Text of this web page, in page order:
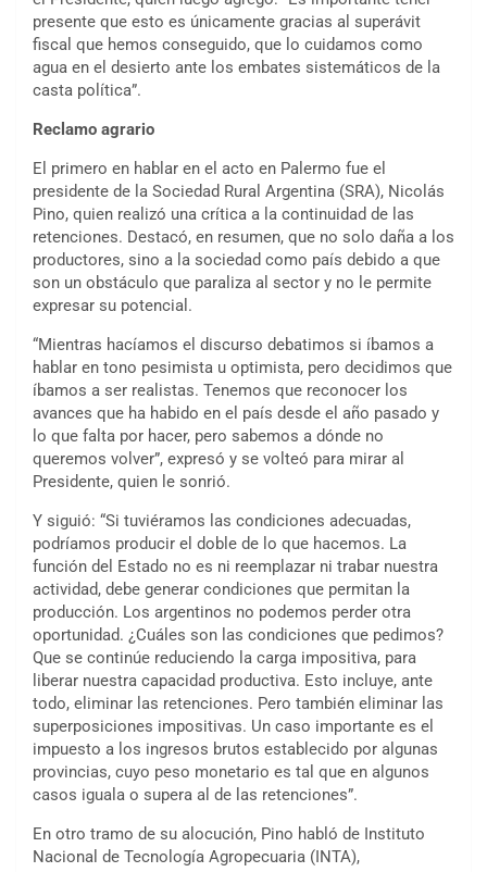
presente que esto es únicamente gracias al superávit
fiscal que hemos conseguido, que lo cuidamos como
agua en el desierto ante los embates sistemáticos de la
casta política”.
Reclamo agrario
El primero en hablar en el acto en Palermo fue el
presidente de la Sociedad Rural Argentina (SRA), Nicolás
Pino, quien realizó una crítica a la continuidad de las
retenciones. Destacó, en resumen, que no solo daña a los
productores, sino a la sociedad como país debido a que
son un obstáculo que paraliza al sector y no le permite
expresar su potencial.
“Mientras hacíamos el discurso debatimos si íbamos a
hablar en tono pesimista u optimista, pero decidimos que
íbamos a ser realistas. Tenemos que reconocer los
avances que ha habido en el país desde el año pasado y
lo que falta por hacer, pero sabemos a dónde no
queremos volver”, expresó y se volteó para mirar al
Presidente, quien le sonrió.
Y siguió: “Si tuviéramos las condiciones adecuadas,
podríamos producir el doble de lo que hacemos. La
función del Estado no es ni reemplazar ni trabar nuestra
actividad, debe generar condiciones que permitan la
producción. Los argentinos no podemos perder otra
oportunidad. ¿Cuáles son las condiciones que pedimos?
Que se continúe reduciendo la carga impositiva, para
liberar nuestra capacidad productiva. Esto incluye, ante
todo, eliminar las retenciones. Pero también eliminar las
superposiciones impositivas. Un caso importante es el
impuesto a los ingresos brutos establecido por algunas
provincias, cuyo peso monetario es tal que en algunos
casos iguala o supera al de las retenciones”.
En otro tramo de su alocución, Pino habló de Instituto
Nacional de Tecnología Agropecuaria (INTA),